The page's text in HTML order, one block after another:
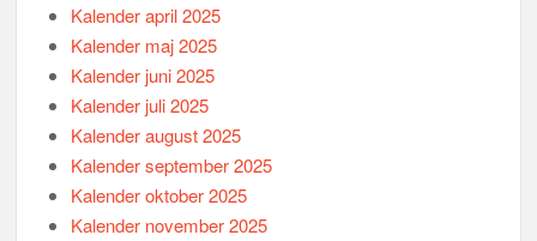
Kalender april 2025
Kalender maj 2025
Kalender juni 2025
Kalender juli 2025
Kalender august 2025
Kalender september 2025
Kalender oktober 2025
Kalender november 2025